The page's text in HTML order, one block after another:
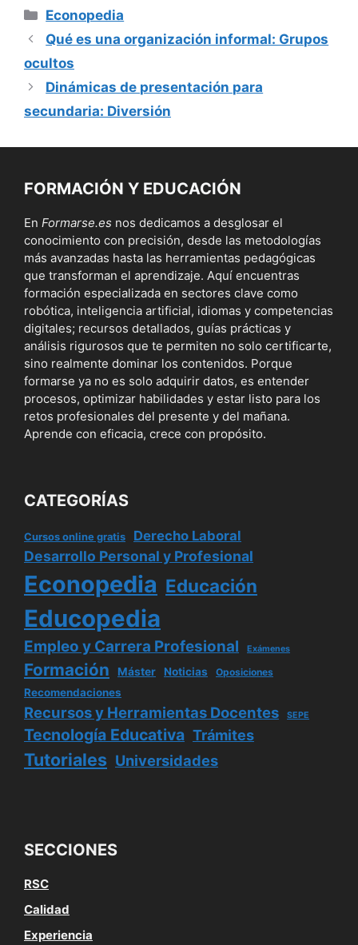
Categorías
Econopedia
Qué es una organización informal: Grupos
ocultos
Dinámicas de presentación para
secundaria: Diversión
FORMACIÓN Y EDUCACIÓN
En Formarse.es nos dedicamos a desglosar el
conocimiento con precisión, desde las metodologías
más avanzadas hasta las herramientas pedagógicas
que transforman el aprendizaje. Aquí encuentras
formación especializada en sectores clave como
robótica, inteligencia artificial, idiomas y competencias
digitales; recursos detallados, guías prácticas y
análisis rigurosos que te permiten no solo certificarte,
sino realmente dominar los contenidos. Porque
formarse ya no es solo adquirir datos, es entender
procesos, optimizar habilidades y estar listo para los
retos profesionales del presente y del mañana.
Aprende con eficacia, crece con propósito.
CATEGORÍAS
Cursos online gratis Derecho Laboral
Desarrollo Personal y Profesional
Econopedia Educación
Educopedia
Empleo y Carrera Profesional Exámenes
Formación Máster Noticias Oposiciones
Recomendaciones
Recursos y Herramientas Docentes SEPE
Tecnología Educativa Trámites
Tutoriales Universidades
SECCIONES
RSC
Calidad
Experiencia